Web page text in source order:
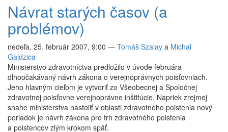
Návrat starých časov (a
problémov)
nedeľa, 25. február 2007, 9:00 — Tomáš Szalay a Michal
Gajdzica
Ministerstvo zdravotníctva predložilo v úvode februára
dlhoočakávaný návrh zákona o verejnoprávnych poisťovniach.
Jeho hlavným cieľom je vytvoriť zo Všeobecnej a Spoločnej
zdravotnej poisťovne verejnoprávne inštitúcie. Napriek zrejmej
snahe ministerstva nastoliť v oblasti zdravotného poistenia nový
poriadok je návrh zákona pre trh zdravotného poistenia
a poistencov zlým krokom späť.